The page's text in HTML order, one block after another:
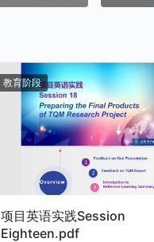
教育阶段
项目英语实践Session
Eighteen.pdf